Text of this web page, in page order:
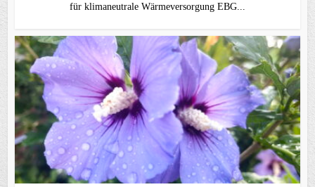
für klimaneutrale Wärmeversorgung EBG...